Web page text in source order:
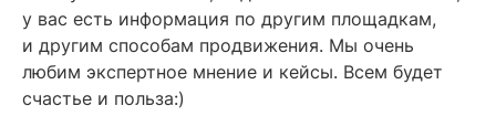
у вас есть информация по другим площадкам,
и другим способам продвижения. Мы очень
любим экспертное мнение и кейсы. Всем будет
счастье и польза:)